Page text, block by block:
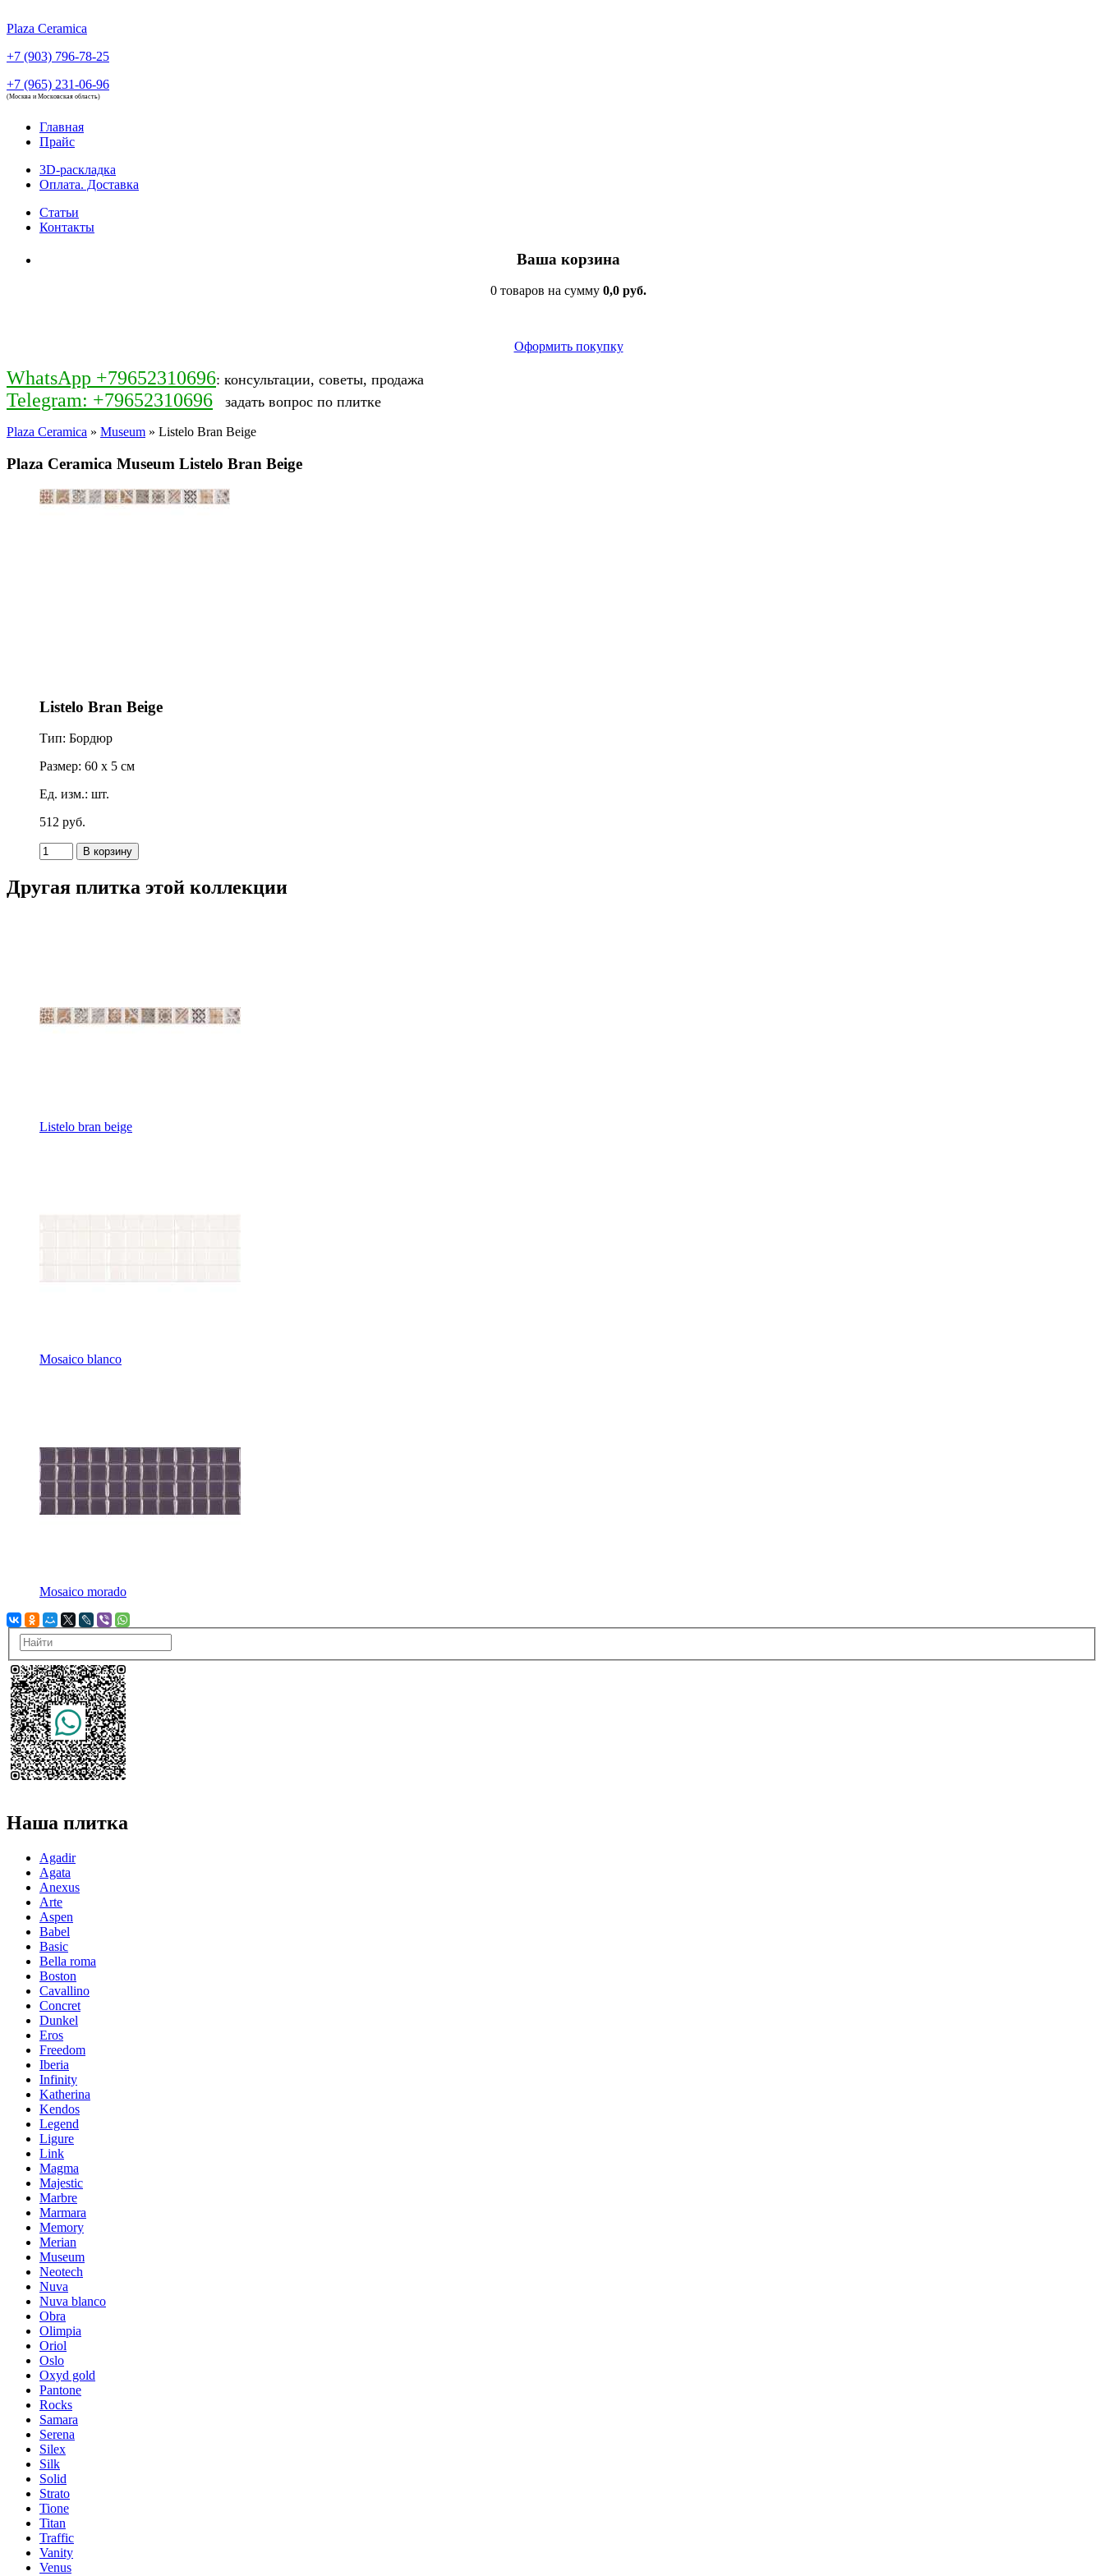
Plaza Ceramica
+7 (903) 796-78-25
+7 (965) 231-06-96
(Москва и Московская область)
Главная
Прайс
3D-раскладка
Оплата. Доставка
Статьи
Контакты
Ваша корзина
0 товаров на сумму 0,0 руб.
Оформить покупку
WhatsApp +79652310696: консультации, советы, продажа
Telegram: +79652310696 задать вопрос по плитке
Plaza Ceramica » Museum » Listelo Bran Beige
Plaza Ceramica Museum Listelo Bran Beige
Listelo Bran Beige
Тип: Бордюр
Размер: 60 x 5 см
Ед. изм.: шт.
512 pуб.
Другая плитка этой коллекции
Listelo bran beige
Mosaico blanco
Mosaico morado
Наша плитка
Agadir
Agata
Anexus
Arte
Aspen
Babel
Basic
Bella roma
Boston
Cavallino
Concret
Dunkel
Eros
Freedom
Iberia
Infinity
Katherina
Kendos
Legend
Ligure
Link
Magma
Majestic
Marbre
Marmara
Memory
Merian
Museum
Neotech
Nuva
Nuva blanco
Obra
Olimpia
Oriol
Oslo
Oxyd gold
Pantone
Rocks
Samara
Serena
Silex
Silk
Solid
Strato
Tione
Titan
Traffic
Vanity
Venus